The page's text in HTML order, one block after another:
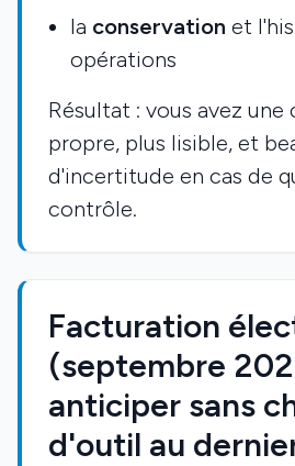
la conservation et
opérations
Résultat : vous avez une
propre, plus lisible, et
d'incertitude en cas de
contrôle.
Facturation
(septembre
anticiper sans
d'outil au